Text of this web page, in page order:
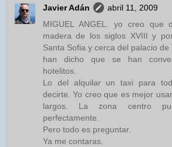
Javier Adán
abril 11, 2009
MIGUEL ANGEL. yo creo que
madera de los siglos XVIII y
Santa Sofia y cerca del palacio de
han dicho que se han
hotelitos.
Lo del alquilar un taxi para
decirte. Yo creo que es mejor
largos. La zona centro
perfectamente.
Pero todo es preguntar.
Ya me contaras.